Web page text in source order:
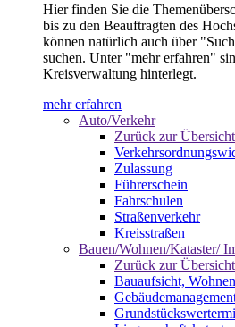
Hier finden Sie die
bis zu den Beauftragten des
können natürlich auch über
suchen. Unter "mehr erfahren"
Kreisverwaltung hinterlegt.
mehr erfahren
Auto/Verkehr
Zurück zur Übersicht
Zulassung
Führerschein
Fahrschulen
Straßenverkehr
Kreisstraßen
Bauen/Wohnen/Kataster/
Zurück zur Übersicht
Bauaufsicht, Wohnen